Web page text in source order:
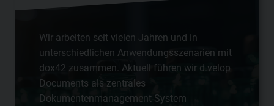
Wir arbeiten seit vielen Jahren und in
unterschiedlichen Anwendungsszenarien mit
dox42 zusammen. Aktuell führen wir d.velop
Documents als zentrales
Dokumentenmanagement-System